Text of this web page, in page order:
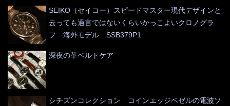
SEIKO（セイコー）スピードマスター現代デザインと
云っても過言ではないくらいかっこよいクロノグラ
フ 海外モデル SSB379P1
深夜の革ベルトケア
シチズンコレクション コインエッジベゼルの電波ソ